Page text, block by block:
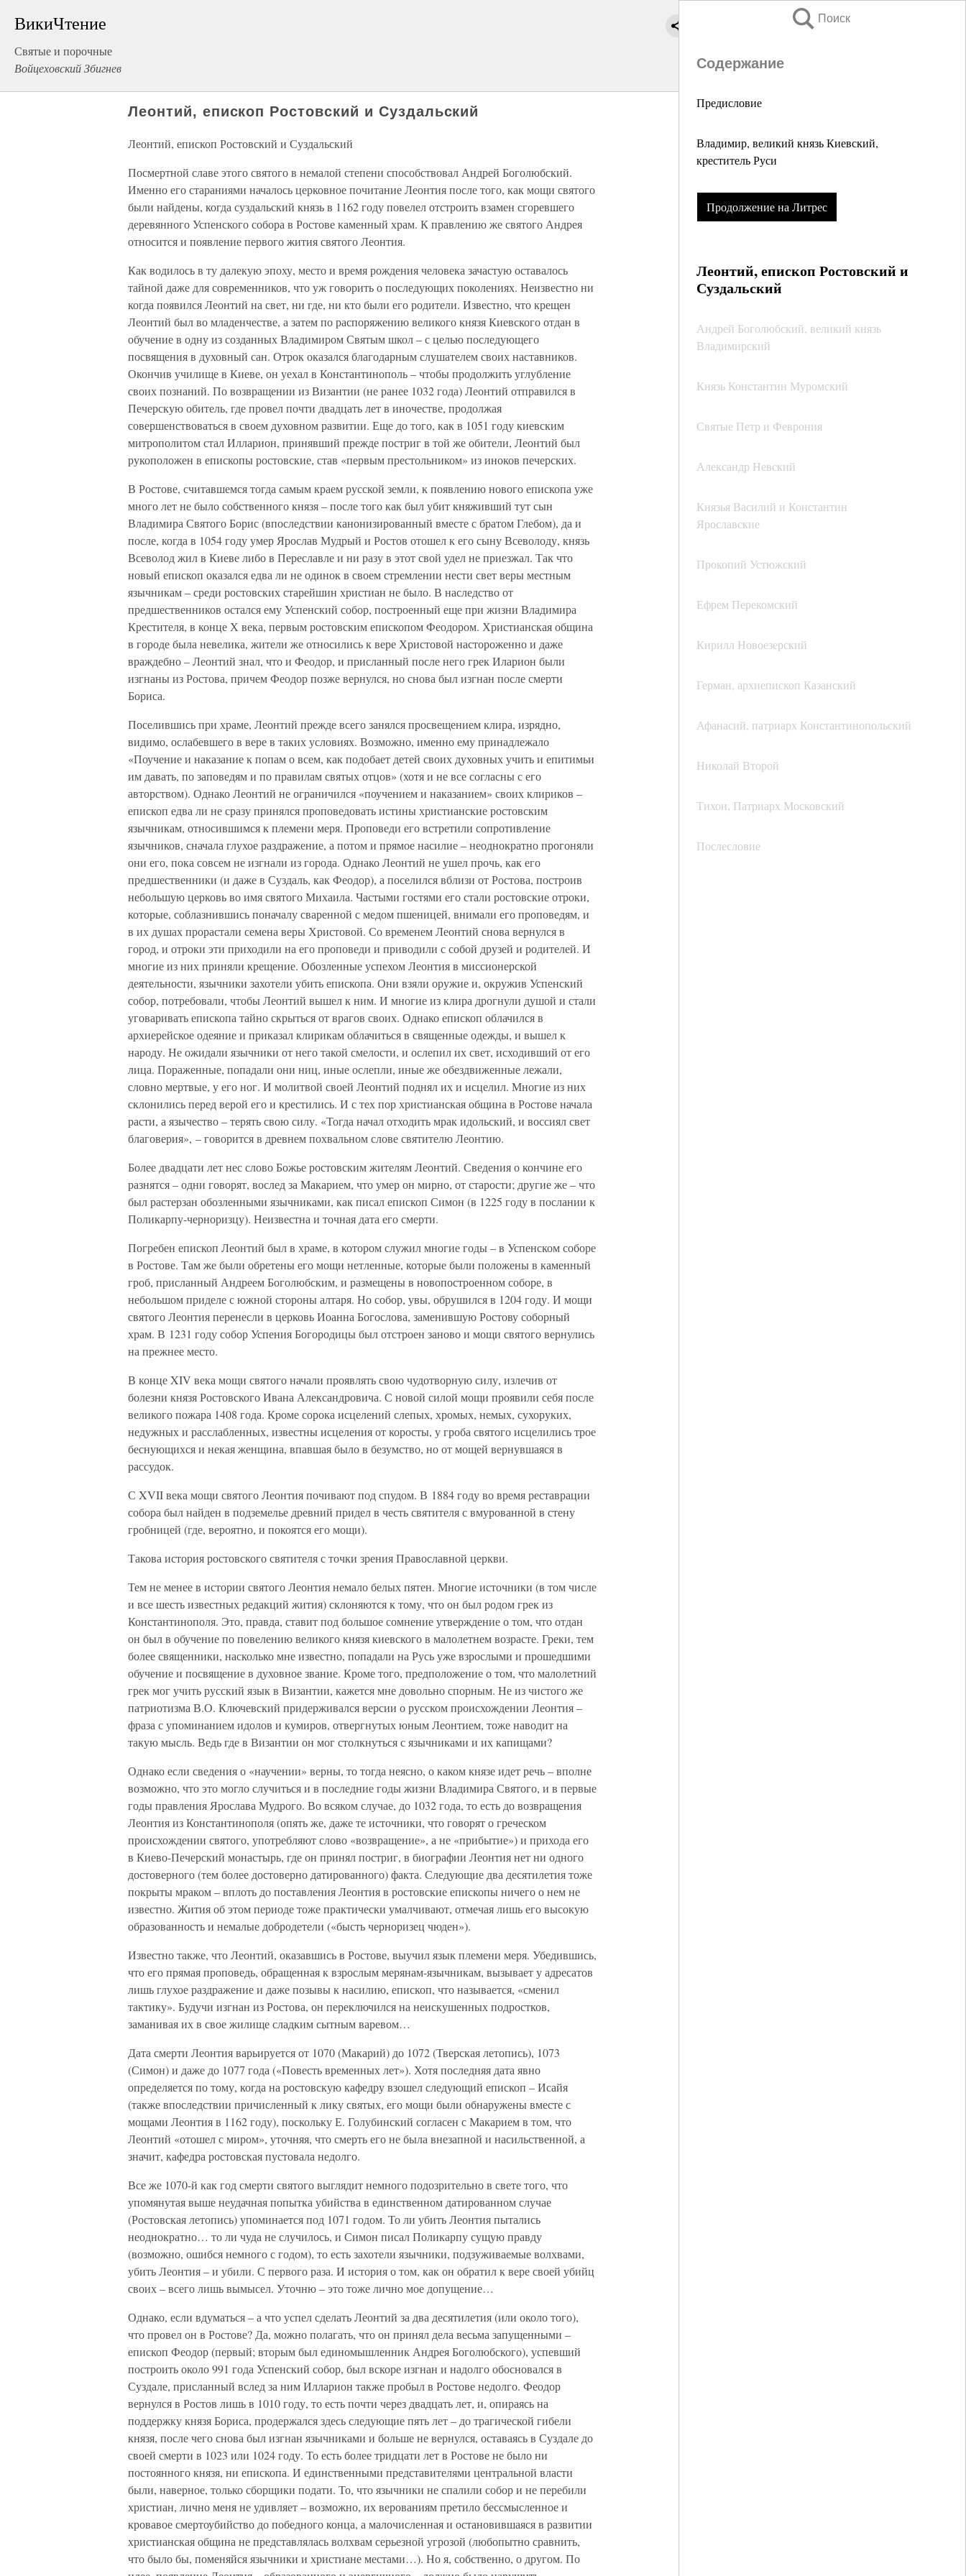
ВикиЧтение
Святые и порочные
Войцеховский Збигнев
Поиск
Содержание
Предисловие
Владимир, великий князь Киевский,
креститель Руси
Продолжение на Литрес
Леонтий, епископ Ростовский и
Суздальский
Андрей Боголюбский, великий князь
Владимирский
Князь Константин Муромский
Святые Петр и Феврония
Александр Невский
Князья Василий и Константин
Ярославские
Прокопий Устюжский
Ефрем Перекомский
Кирилл Новоезерский
Герман, архиепископ Казанский
Афанасий, патриарх Константинопольский
Николай Второй
Тихон, Патриарх Московский
Послесловие
Леонтий, епископ Ростовский и Суздальский
Леонтий, епископ Ростовский и Суздальский
Посмертной славе этого святого в немалой степени способствовал Андрей Боголюбский.
Именно его стараниями началось церковное почитание Леонтия после того, как мощи святого
были найдены, когда суздальский князь в 1162 году повелел отстроить взамен сгоревшего
деревянного Успенского собора в Ростове каменный храм. К правлению же святого Андрея
относится и появление первого жития святого Леонтия.
Как водилось в ту далекую эпоху, место и время рождения человека зачастую оставалось
тайной даже для современников, что уж говорить о последующих поколениях. Неизвестно ни
когда появился Леонтий на свет, ни где, ни кто были его родители. Известно, что крещен
Леонтий был во младенчестве, а затем по распоряжению великого князя Киевского отдан в
обучение в одну из созданных Владимиром Святым школ – с целью последующего
посвящения в духовный сан. Отрок оказался благодарным слушателем своих наставников.
Окончив училище в Киеве, он уехал в Константинополь – чтобы продолжить углубление
своих познаний. По возвращении из Византии (не ранее 1032 года) Леонтий отправился в
Печерскую обитель, где провел почти двадцать лет в иночестве, продолжая
совершенствоваться в своем духовном развитии. Еще до того, как в 1051 году киевским
митрополитом стал Илларион, принявший прежде постриг в той же обители, Леонтий был
рукоположен в епископы ростовские, став «первым престольником» из иноков печерских.
В Ростове, считавшемся тогда самым краем русской земли, к появлению нового епископа уже
много лет не было собственного князя – после того как был убит княживший тут сын
Владимира Святого Борис (впоследствии канонизированный вместе с братом Глебом), да и
после, когда в 1054 году умер Ярослав Мудрый и Ростов отошел к его сыну Всеволоду, князь
Всеволод жил в Киеве либо в Переславле и ни разу в этот свой удел не приезжал. Так что
новый епископ оказался едва ли не одинок в своем стремлении нести свет веры местным
язычникам – среди ростовских старейшин христиан не было. В наследство от
предшественников остался ему Успенский собор, построенный еще при жизни Владимира
Крестителя, в конце Х века, первым ростовским епископом Феодором. Христианская община
в городе была невелика, жители же относились к вере Христовой настороженно и даже
враждебно – Леонтий знал, что и Феодор, и присланный после него грек Иларион были
изгнаны из Ростова, причем Феодор позже вернулся, но снова был изгнан после смерти
Бориса.
Поселившись при храме, Леонтий прежде всего занялся просвещением клира, изрядно,
видимо, ослабевшего в вере в таких условиях. Возможно, именно ему принадлежало
«Поучение и наказание к попам о всем, как подобает детей своих духовных учить и епитимьи
им давать, по заповедям и по правилам святых отцов» (хотя и не все согласны с его
авторством). Однако Леонтий не ограничился «поучением и наказанием» своих клириков –
епископ едва ли не сразу принялся проповедовать истины христианские ростовским
язычникам, относившимся к племени меря. Проповеди его встретили сопротивление
язычников, сначала глухое раздражение, а потом и прямое насилие – неоднократно прогоняли
они его, пока совсем не изгнали из города. Однако Леонтий не ушел прочь, как его
предшественники (и даже в Суздаль, как Феодор), а поселился вблизи от Ростова, построив
небольшую церковь во имя святого Михаила. Частыми гостями его стали ростовские отроки,
которые, соблазнившись поначалу сваренной с медом пшеницей, внимали его проповедям, и
в их душах прорастали семена веры Христовой. Со временем Леонтий снова вернулся в
город, и отроки эти приходили на его проповеди и приводили с собой друзей и родителей. И
многие из них приняли крещение. Обозленные успехом Леонтия в миссионерской
деятельности, язычники захотели убить епископа. Они взяли оружие и, окружив Успенский
собор, потребовали, чтобы Леонтий вышел к ним. И многие из клира дрогнули душой и стали
уговаривать епископа тайно скрыться от врагов своих. Однако епископ облачился в
архиерейское одеяние и приказал клирикам облачиться в священные одежды, и вышел к
народу. Не ожидали язычники от него такой смелости, и ослепил их свет, исходивший от его
лица. Пораженные, попадали они ниц, иные ослепли, иные же обездвиженные лежали,
словно мертвые, у его ног. И молитвой своей Леонтий поднял их и исцелил. Многие из них
склонились перед верой его и крестились. И с тех пор христианская община в Ростове начала
расти, а язычество – терять свою силу. «Тогда начал отходить мрак идольский, и воссиял свет
благоверия», – говорится в древнем похвальном слове святителю Леонтию.
Более двадцати лет нес слово Божье ростовским жителям Леонтий. Сведения о кончине его
разнятся – одни говорят, вослед за Макарием, что умер он мирно, от старости; другие же – что
был растерзан обозленными язычниками, как писал епископ Симон (в 1225 году в послании к
Поликарпу-черноризцу). Неизвестна и точная дата его смерти.
Погребен епископ Леонтий был в храме, в котором служил многие годы – в Успенском соборе
в Ростове. Там же были обретены его мощи нетленные, которые были положены в каменный
гроб, присланный Андреем Боголюбским, и размещены в новопостроенном соборе, в
небольшом приделе с южной стороны алтаря. Но собор, увы, обрушился в 1204 году. И мощи
святого Леонтия перенесли в церковь Иоанна Богослова, заменившую Ростову соборный
храм. В 1231 году собор Успения Богородицы был отстроен заново и мощи святого вернулись
на прежнее место.
В конце XIV века мощи святого начали проявлять свою чудотворную силу, излечив от
болезни князя Ростовского Ивана Александровича. С новой силой мощи проявили себя после
великого пожара 1408 года. Кроме сорока исцелений слепых, хромых, немых, сухоруких,
недужных и расслабленных, известны исцеления от коросты, у гроба святого исцелились трое
беснующихся и некая женщина, впавшая было в безумство, но от мощей вернувшаяся в
рассудок.
С XVII века мощи святого Леонтия почивают под спудом. В 1884 году во время реставрации
собора был найден в подземелье древний придел в честь святителя с вмурованной в стену
гробницей (где, вероятно, и покоятся его мощи).
Такова история ростовского святителя с точки зрения Православной церкви.
Тем не менее в истории святого Леонтия немало белых пятен. Многие источники (в том числе
и все шесть известных редакций жития) склоняются к тому, что он был родом грек из
Константинополя. Это, правда, ставит под большое сомнение утверждение о том, что отдан
он был в обучение по повелению великого князя киевского в малолетнем возрасте. Греки, тем
более священники, насколько мне известно, попадали на Русь уже взрослыми и прошедшими
обучение и посвящение в духовное звание. Кроме того, предположение о том, что малолетний
грек мог учить русский язык в Византии, кажется мне довольно спорным. Не из чистого же
патриотизма В.О. Ключевский придерживался версии о русском происхождении Леонтия –
фраза с упоминанием идолов и кумиров, отвергнутых юным Леонтием, тоже наводит на
такую мысль. Ведь где в Византии он мог столкнуться с язычниками и их капищами?
Однако если сведения о «научении» верны, то тогда неясно, о каком князе идет речь – вполне
возможно, что это могло случиться и в последние годы жизни Владимира Святого, и в первые
годы правления Ярослава Мудрого. Во всяком случае, до 1032 года, то есть до возвращения
Леонтия из Константинополя (опять же, даже те источники, что говорят о греческом
происхождении святого, употребляют слово «возвращение», а не «прибытие») и прихода его
в Киево-Печерский монастырь, где он принял постриг, в биографии Леонтия нет ни одного
достоверного (тем более достоверно датированного) факта. Следующие два десятилетия тоже
покрыты мраком – вплоть до поставления Леонтия в ростовские епископы ничего о нем не
известно. Жития об этом периоде тоже практически умалчивают, отмечая лишь его высокую
образованность и немалые добродетели («бысть черноризец чюден»).
Известно также, что Леонтий, оказавшись в Ростове, выучил язык племени меря. Убедившись,
что его прямая проповедь, обращенная к взрослым мерянам-язычникам, вызывает у адресатов
лишь глухое раздражение и даже позывы к насилию, епископ, что называется, «сменил
тактику». Будучи изгнан из Ростова, он переключился на неискушенных подростков,
заманивая их в свое жилище сладким сытным варевом…
Дата смерти Леонтия варьируется от 1070 (Макарий) до 1072 (Тверская летопись), 1073
(Симон) и даже до 1077 года («Повесть временных лет»). Хотя последняя дата явно
определяется по тому, когда на ростовскую кафедру взошел следующий епископ – Исайя
(также впоследствии причисленный к лику святых, его мощи были обнаружены вместе с
мощами Леонтия в 1162 году), поскольку Е. Голубинский согласен с Макарием в том, что
Леонтий «отошел с миром», уточняя, что смерть его не была внезапной и насильственной, а
значит, кафедра ростовская пустовала недолго.
Все же 1070-й как год смерти святого выглядит немного подозрительно в свете того, что
упомянутая выше неудачная попытка убийства в единственном датированном случае
(Ростовская летопись) упоминается под 1071 годом. То ли убить Леонтия пытались
неоднократно… то ли чуда не случилось, и Симон писал Поликарпу сущую правду
(возможно, ошибся немного с годом), то есть захотели язычники, подзуживаемые волхвами,
убить Леонтия – и убили. С первого раза. И история о том, как он обратил к вере своей убийц
своих – всего лишь вымысел. Уточню – это тоже лично мое допущение…
Однако, если вдуматься – а что успел сделать Леонтий за два десятилетия (или около того),
что провел он в Ростове? Да, можно полагать, что он принял дела весьма запущенными –
епископ Феодор (первый; вторым был единомышленник Андрея Боголюбского), успевший
построить около 991 года Успенский собор, был вскоре изгнан и надолго обосновался в
Суздале, присланный вслед за ним Илларион также пробыл в Ростове недолго. Феодор
вернулся в Ростов лишь в 1010 году, то есть почти через двадцать лет, и, опираясь на
поддержку князя Бориса, продержался здесь следующие пять лет – до трагической гибели
князя, после чего снова был изгнан язычниками и больше не вернулся, оставаясь в Суздале до
своей смерти в 1023 или 1024 году. То есть более тридцати лет в Ростове не было ни
постоянного князя, ни епископа. И единственными представителями центральной власти
были, наверное, только сборщики подати. То, что язычники не спалили собор и не перебили
христиан, лично меня не удивляет – возможно, их верованиям претило бессмысленное и
кровавое смертоубийство до победного конца, а малочисленная и остановившаяся в развитии
христианская община не представлялась волхвам серьезной угрозой (любопытно сравнить,
что было бы, поменяйся язычники и христиане местами…). Но я, собственно, о другом. По